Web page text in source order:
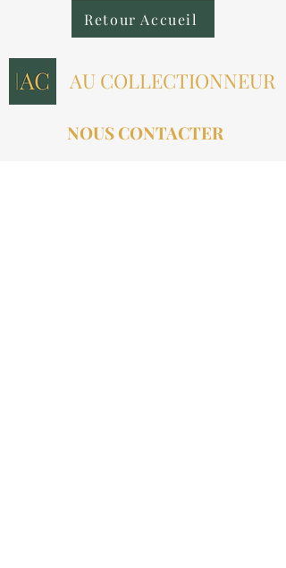
Retour Accueil
AU COLLECTIONNEUR
NOUS CONTACTER